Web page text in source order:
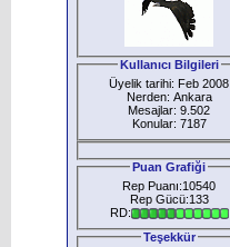
Kullanıcı Bilgileri
Üyelik tarihi: Feb 2008
Nerden: Ankara
Mesajlar: 9.502
Konular: 7187
Puan Grafiği
Rep Puanı:10540
Rep Gücü:133
RD:
Teşekkür